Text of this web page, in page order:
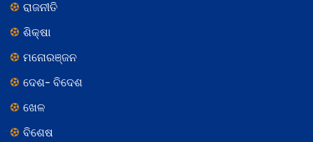
ରାଜନୀତି
ଶିକ୍ଷା
ମନୋରଞ୍ଜନ
ଦେଶ- ବିଦେଶ
ଖେଳ
ବିଶେଷ